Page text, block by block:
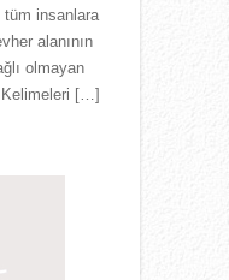
tüm insanlara
alanının
olmayan
Kelimeleri […]